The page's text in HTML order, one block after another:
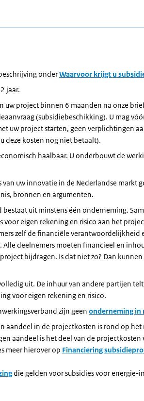
onderWaarvoor krijgt u
jaar.
uw project binnen 6 maanden na onze
(subsidiebeschikking). U mag
uw project starten, geen verplichtingen
deze kosten nog niet betaalt).
haalbaar. U onderbouwt de
uw innovatie in de Nederlandse markt
bronnen en argumenten.
bestaat uit minstens één onderneming.
voor eigen rekening en risico aan het
zelf de financiële verantwoordelijkheid
Alle deelnemers moeten financieel en
bijdragen. Is dat niet zo? Dan
uit. De inhuur van andere partijen
voor eigen rekening en risico.
zijn geen onderneming in
aandeel in de projectkosten is rond op
aandeel is het deel van de projectkosten
meer hierover op Financiering
die gelden voor subsidies voor energie-